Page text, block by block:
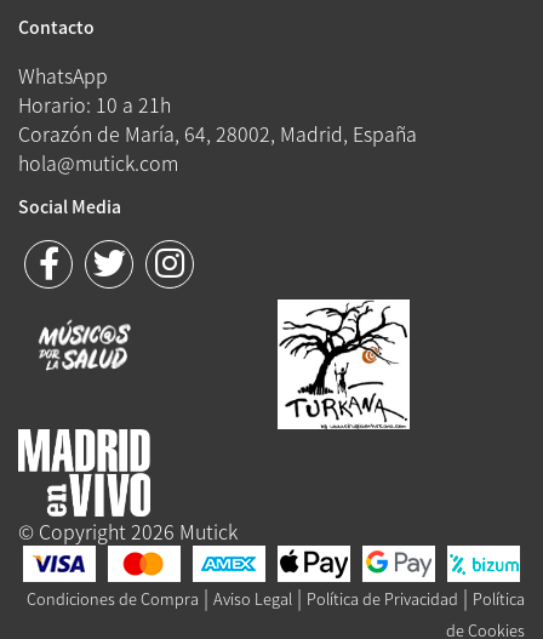
Contacto
WhatsApp
Horario: 10 a 21h
Corazón de María, 64, 28002, Madrid, España
hola@mutick.com
Social Media
© Copyright 2026 Mutick
Condiciones de Compra | Aviso Legal | Política de Privacidad | Política
de Cookies